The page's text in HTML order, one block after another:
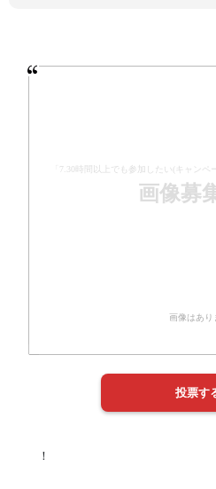
「7.30時間以上でも参加したい(キャンペ
画像募
！